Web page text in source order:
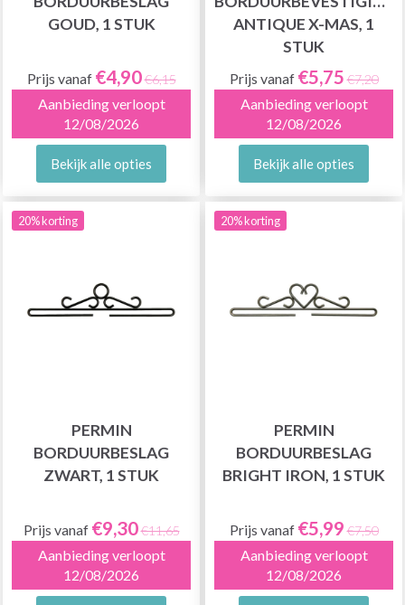
GOUD, 1 STUK
Prijs vanaf €4,90€6,15
Aanbieding verloopt
12/08/2026
Bekijk alle opties
ANTIQUE X-MAS, 1
STUK
Prijs vanaf €5,75 €7,20
Aanbieding verloopt
12/08/2026
Bekijk alle opties
20% korting
PERMIN
BORDUURBESLAG
ZWART, 1 STUK
Prijs vanaf €9,30€11,65
Aanbieding verloopt
12/08/2026
20% korting
PERMIN
BORDUURBESLAG
BRIGHT IRON, 1 STUK
Prijs vanaf €5,99 €7,50
Aanbieding verloopt
12/08/2026